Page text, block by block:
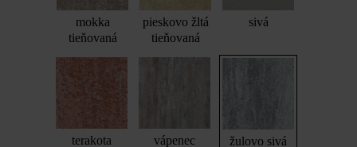
mokka
tieňovaná
pieskovo žltá
tieňovaná
sivá
terakota
vápenec
žulovo sivá